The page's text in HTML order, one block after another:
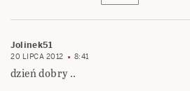
Jolinek51
20 LIPCA 2012 8:41
dzień dobry ..